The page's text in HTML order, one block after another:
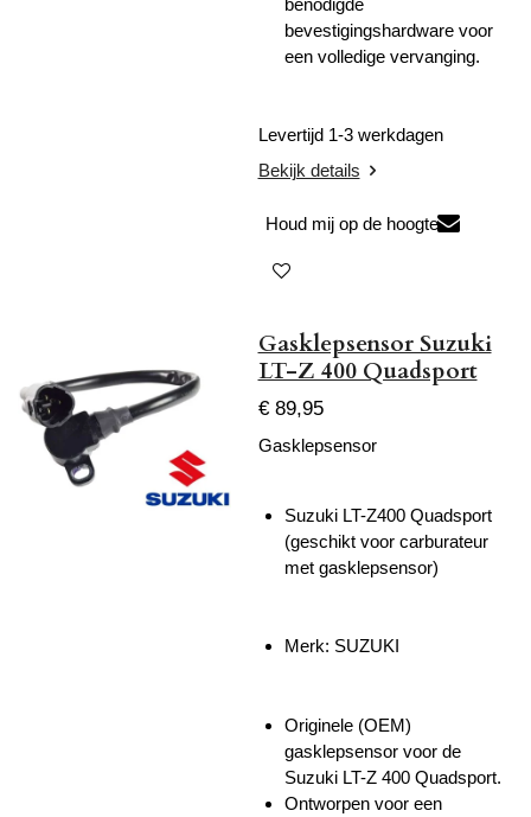
bevestigingshardware voor
een volledige vervanging.
Levertijd 1-3 werkdagen
Bekijk details
Houd mij op de hoogte
Gasklepsensor Suzuki
LT-Z 400 Quadsport
€ 89,95
Gasklepsensor
Suzuki LT-Z400 Quadsport
(geschikt voor carburateur
met gasklepsensor)
Merk: SUZUKI
Originele (OEM)
gasklepsensor voor de
Suzuki LT-Z 400 Quadsport.
Ontworpen voor een